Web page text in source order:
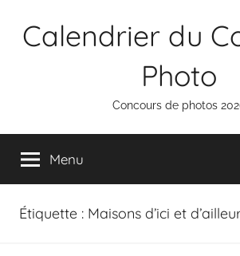
Calendrier du
Photo
Concours de photos
Menu
Étiquette : Maisons d’ici et